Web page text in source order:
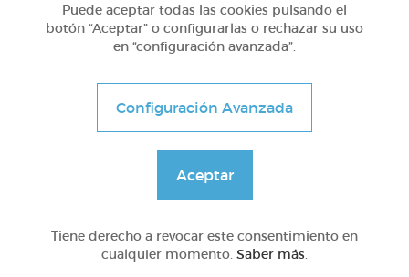
1º Primaria (6-7 años)
Aprendemos a identificar el mayor menor e igual
DOCS (3)
Puede aceptar todas las cookies pulsando el
botón “Aceptar” o configurarlas o rechazar su uso
en “configuración avanzada”.
Configuración Avanzada
Aceptar
Tiene derecho a revocar este consentimiento en
cualquier momento. Saber más.